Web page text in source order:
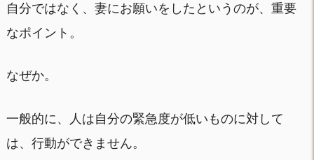
自分ではなく、妻にお願いをしたというのが、重要
なポイント。
なぜか。
一般的に、人は自分の緊急度が低いものに対して
は、行動ができません。